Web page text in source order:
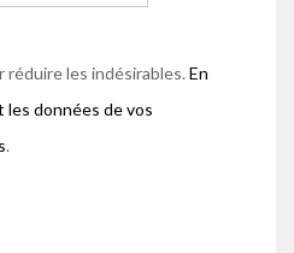
les indésirables. En
les données de vos
.